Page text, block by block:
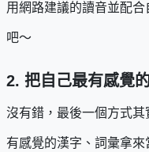
用網路建議的讀音並配
吧～
2. 把自己最有感覺
沒有錯，最後一個方式
有感覺的漢字、詞彙拿